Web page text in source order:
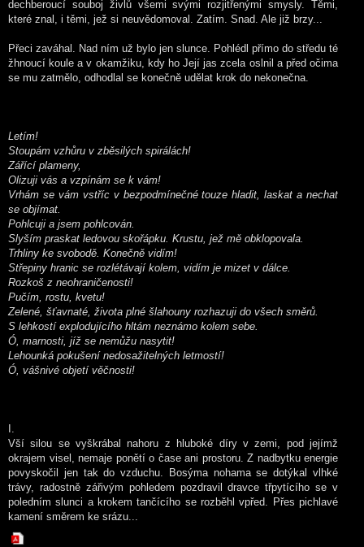
dechberoucí souboj živlů všemi svými rozjitřenými smysly. Těmi,
které znal, i těmi, jež si neuvědomoval. Zatím. Snad. Ale již brzy...
Přeci zaváhal. Nad ním už bylo jen slunce. Pohlédl přímo do středu té
žhnoucí koule a v okamžiku, kdy ho Její jas zcela oslnil a před očima
se mu zatmělo, odhodlal se konečně udělat krok do nekonečna.
Letím!
Stoupám vzhůru v zběsilých spirálách!
Zářící plameny,
Olizuji vás a vzpínám se k vám!
Vrhám se vám vstříc v bezpodmínečné touze hladit, laskat a nechat
se objímat.
Pohlcuji a jsem pohlcován.
Slyším praskat ledovou skořápku. Krustu, jež mě obklopovala.
Trhliny ke svobodě. Konečně vidím!
Střepiny hranic se rozlétávají kolem, vidím je mizet v dálce.
Rozkoš z neohraničenosti!
Pučím, rostu, kvetu!
Zelené, šťavnaté, života plné šlahouny rozhazuji do všech směrů.
S lehkostí explodujícího hltám neznámo kolem sebe.
Ó, marnosti, jíž se nemůžu nasytit!
Lehounká pokušení nedosažitelných letmostí!
Ó, vášnivé objetí věčnosti!
Vší silou se vyškrábal nahoru z hluboké díry v zemi, pod jejímž
okrajem visel, nemaje ponětí o čase ani prostoru. Z nadbytku energie
povyskočil jen tak do vzduchu. Bosýma nohama se dotýkal vlhké
trávy, radostně zářivým pohledem pozdravil dravce třpytícího se v
poledním slunci a krokem tančícího se rozběhl vpřed. Přes pichlavé
kamení směrem ke srázu...